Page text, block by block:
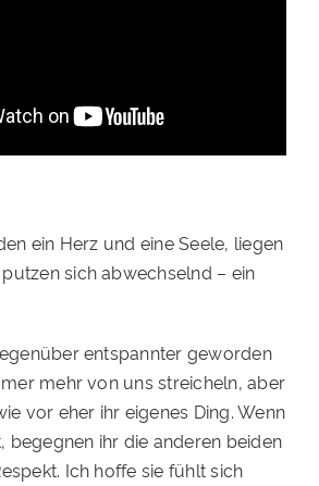
ein Herz und eine Seele, liegen
sich abwechselnd – ein
entspannter geworden
mehr von uns streicheln, aber
vor eher ihr eigenes Ding. Wenn
begegnen ihr die anderen beiden
Ich hoffe sie fühlt sich